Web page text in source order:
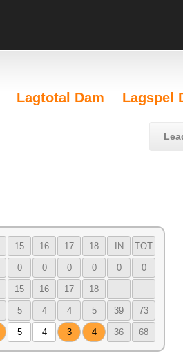
Lagtotal Dam Lagspel
15 16 17 18 IN TOT
0 0 0 0 0 0
15 16 17 18
5 4 4 5 39 73
5 4 3 4 36 68